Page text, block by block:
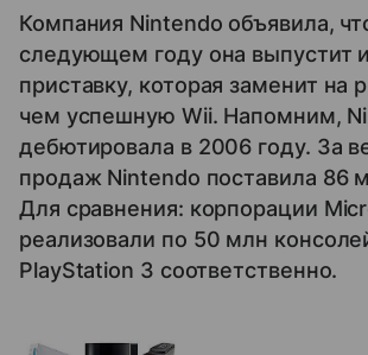
Компания Nintendo объявила,
следующем году она выпустит
приставку, которая заменит на
чем успешную Wii. Напомним,
дебютировала в 2006 году. За
продаж Nintendo поставила 86
Для сравнения: корпорации
реализовали по 50 млн
PlayStation 3 соответственно.